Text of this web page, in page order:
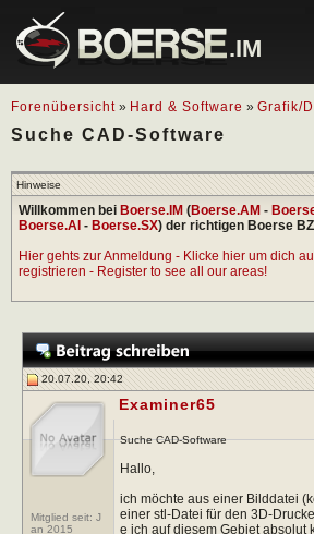
.IM
Forenübersicht » Hard & Software » Grafik/
Suche CAD-Software
Hinweise
Willkommen bei Boerse.IM (Boerse.AM -
Boerse.AI - Boerse.SX) der richtigen Boerse
Hier gehts zur Anmeldung - Klicke hier um dich
registrieren - Register to see all our areas!
20.07.20, 20:42
Mitglied seit: J
an 2015
Examiner65
Suche CAD-Software
Hallo,
ich möchte aus einer Bilddatei
einer stl-Datei für den 3D-
e ich auf diesem Gebiet absolut